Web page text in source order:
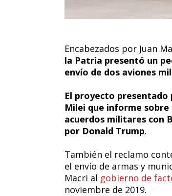
Encabezados por Juan
la Patria presentó un
envío de dos aviones
El proyecto presentado
Milei que informe
acuerdos militares con
por Donald Trump.
También el reclamo
el envío de armas y
Macri al gobierno de
noviembre de 2019.